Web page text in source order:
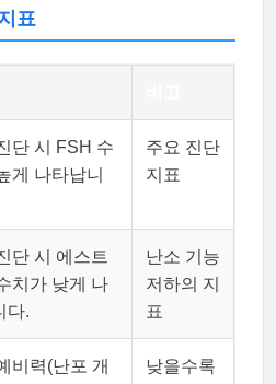
표
단 시 FSH 수
게 나타납니
주요 진단
지표
단 시 에스트
치가 낮게 나
다.
난소 기능
저하의 지
표
비력(난포 개
낮을수록